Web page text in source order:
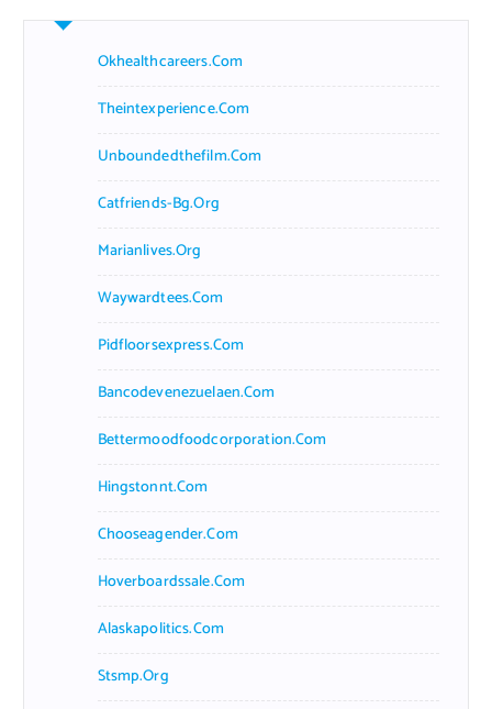
h
Okhealthcareers.com
Theintexperience.com
Unboundedthefilm.com
Catfriends-Bg.org
Marianlives.org
Waywardtees.com
Pidfloorsexpress.com
Bancodevenezuelaen.com
Bettermoodfoodcorporation.com
Hingstonnt.com
Chooseagender.com
Hoverboardssale.com
Alaskapolitics.com
Stsmp.org